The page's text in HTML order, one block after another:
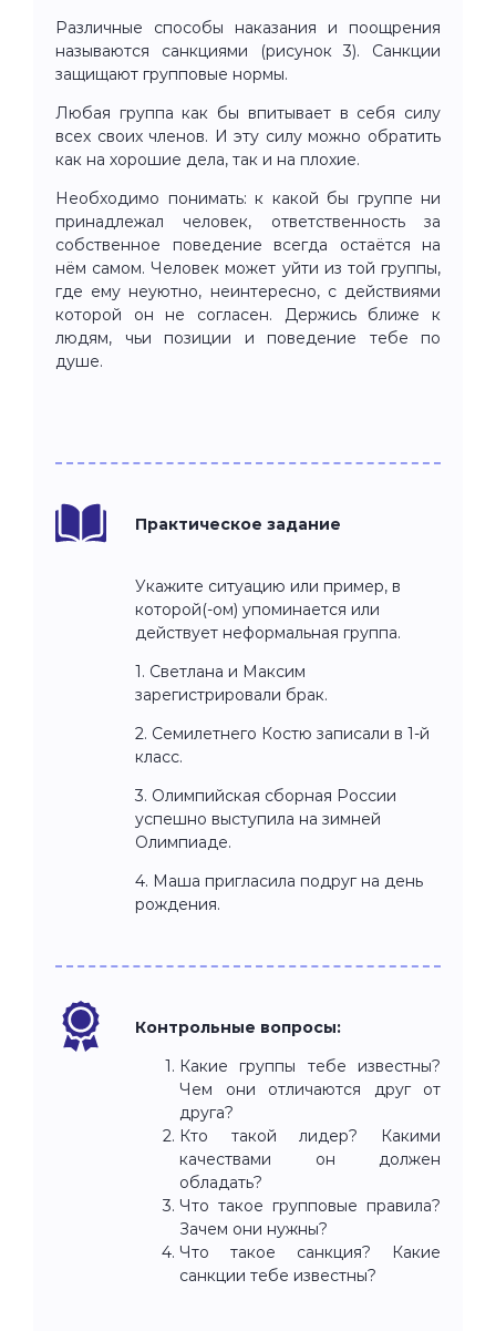
Различные способы наказания и поощрения
называются санкциями (рисунок 3). Санкции
защищают групповые нормы.
Любая группа как бы впитывает в себя силу
всех своих членов. И эту силу можно обратить
как на хорошие дела, так и на плохие.
Необходимо понимать: к какой бы группе ни
принадлежал человек, ответственность за
собственное поведение всегда остаётся на
нём самом. Человек может уйти из той группы,
где ему неуютно, неинтересно, с действиями
которой он не согласен. Держись ближе к
людям, чьи позиции и поведение тебе по
душе.
Практическое задание
Укажите ситуацию или пример, в
которой(-ом) упоминается или
действует неформальная группа.
1. Светлана и Максим
зарегистрировали брак.
2. Семилетнего Костю записали в 1-й
класс.
3. Олимпийская сборная России
успешно выступила на зимней
Олимпиаде.
4. Маша пригласила подруг на день
рождения.
Контрольные вопросы:
Какие группы тебе известны?
Чем они отличаются друг от
друга?
Кто такой лидер? Какими
качествами он должен
обладать?
Что такое групповые правила?
Зачем они нужны?
Что такое санкция? Какие
санкции тебе известны?